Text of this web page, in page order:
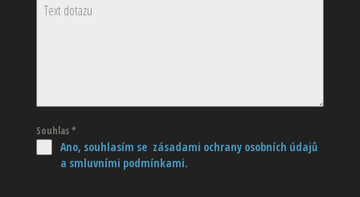
Souhlas*
Ano, souhlasím se zásadami ochrany osobních údajů
a smluvními podmínkami.